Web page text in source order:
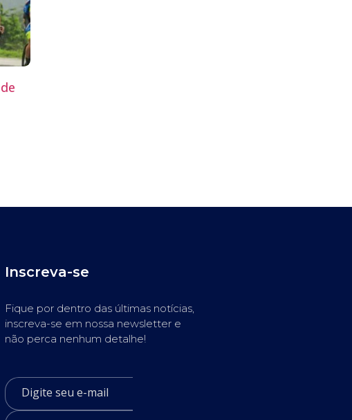
Inscreva-se
Fique por dentro das últimas notícias,
inscreva-se em nossa newsletter e
não perca nenhum detalhe!